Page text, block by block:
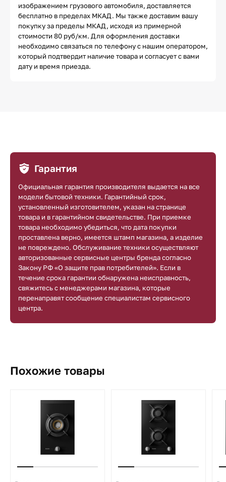
изображением грузового автомобиля, доставляется
бесплатно в пределах МКАД. Мы также доставим вашу
покупку за пределы МКАД, исходя из примерной
стоимости 80 руб/км. Для оформления доставки
необходимо связаться по телефону с нашим оператором,
который подтвердит наличие товара и согласует с вами
дату и время приезда.
Гарантия
Официальная гарантия производителя выдается на все
модели бытовой техники. Гарантийный срок,
установленный изготовителем, указан на странице
товара и в гарантийном свидетельстве. При приемке
товара необходимо убедиться, что дата покупки
проставлена верно, имеется штамп магазина, а изделие
не повреждено. Обслуживание техники осуществляют
авторизованные сервисные центры бренда согласно
Закону РФ «О защите прав потребителей». Если в
течение срока гарантии обнаружена неисправность,
свяжитесь с менеджерами магазина, которые
перенаправят сообщение специалистам сервисного
центра.
Похожие товары